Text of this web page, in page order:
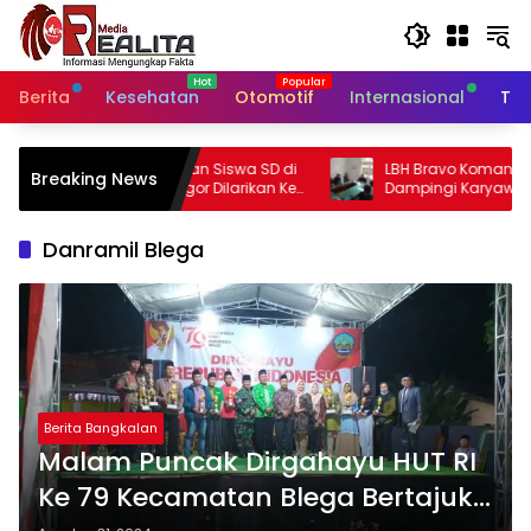
Langsung
konten
Berita
Kesehatan Otomotif Internasional
Breaking News
SD di
Ke
LBH Bravo Komando Bogor Raya
Dampingi Karyawan PT ACL dalam
Sengketa PHK di Disnaker Kabupaten
Danramil Blega
Berita Bangkalan
Malam Puncak Dirgahayu HUT RI
Ke 79 Kecamatan Blega Bertajuk